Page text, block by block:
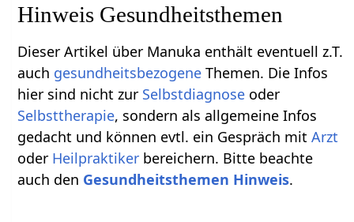
Hinweis Gesundheitsthemen
Dieser Artikel über Manuka enthält eventuell z.T.
auch gesundheitsbezogene Themen. Die Infos
hier sind nicht zur Selbstdiagnose oder
Selbsttherapie, sondern als allgemeine Infos
gedacht und können evtl. ein Gespräch mitArzt
oder Heilpraktiker bereichern. Bitte beachte
auch den Gesundheitsthemen Hinweis.